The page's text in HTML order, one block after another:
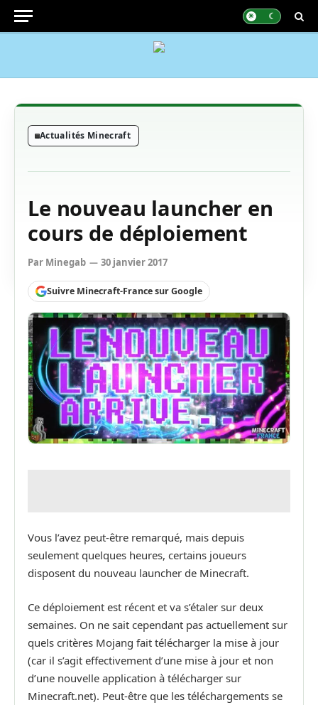
Actualités Minecraft
Le nouveau launcher en
cours de déploiement
Par Minegab 30 janvier 2017
Suivre Minecraft-France sur Google
Vous l’avez peut-être remarqué, mais depuis
seulement quelques heures, certains joueurs
disposent du nouveau launcher de Minecraft.
Ce déploiement est récent et va s’étaler sur deux
semaines. On ne sait cependant pas actuellement sur
quels critères Mojang fait télécharger la mise à jour
(car il s’agit effectivement d’une mise à jour et non
d’une nouvelle application à télécharger sur
Minecraft.net). Peut-être que les téléchargements se